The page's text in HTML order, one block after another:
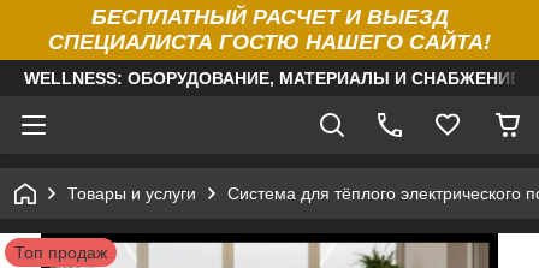
БЕСПЛАТНЫЙ РАСЧЕТ И ВЫЕЗД
СПЕЦИАЛИСТА ГОСТЮ НАШЕГО САЙТА!
WELLNESS: ОБОРУДОВАНИЕ, МАТЕРИАЛЫ И
Товары и услуги Система для тёплого электрического
Топ продаж